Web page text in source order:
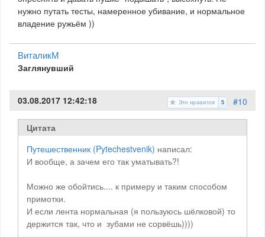
нужно путать тесты, намеренное убивание, и нормальное
владение ружьём ))
ВиталикМ
Заглянувший
#10
Это нравится 5
03.08.2017 12:42:18
Цитата
Путешественник (Pytechestvenik) написал:
И вообще, а зачем его так уматывать?!
Можно же обойтись.... к примеру и таким способом
примотки.
И если лента нормальная (я пользуюсь шёлковой) то
держится так, что и зубами не сорвёшь))))